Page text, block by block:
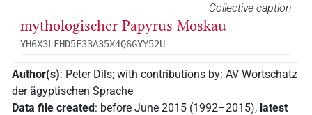
Collective caption
mythologischer Papyrus Moskau
YH6X3LFHD5F33A35X4Q6GYY52U
Author(s): Peter Dils; with contributions by: AV Wortschatz
der ägyptischen Sprache
Data file created: before June 2015 (1992–2015), latest